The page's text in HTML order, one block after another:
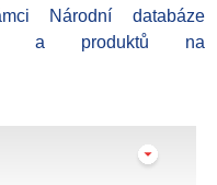
Národní databáze
a produktů na